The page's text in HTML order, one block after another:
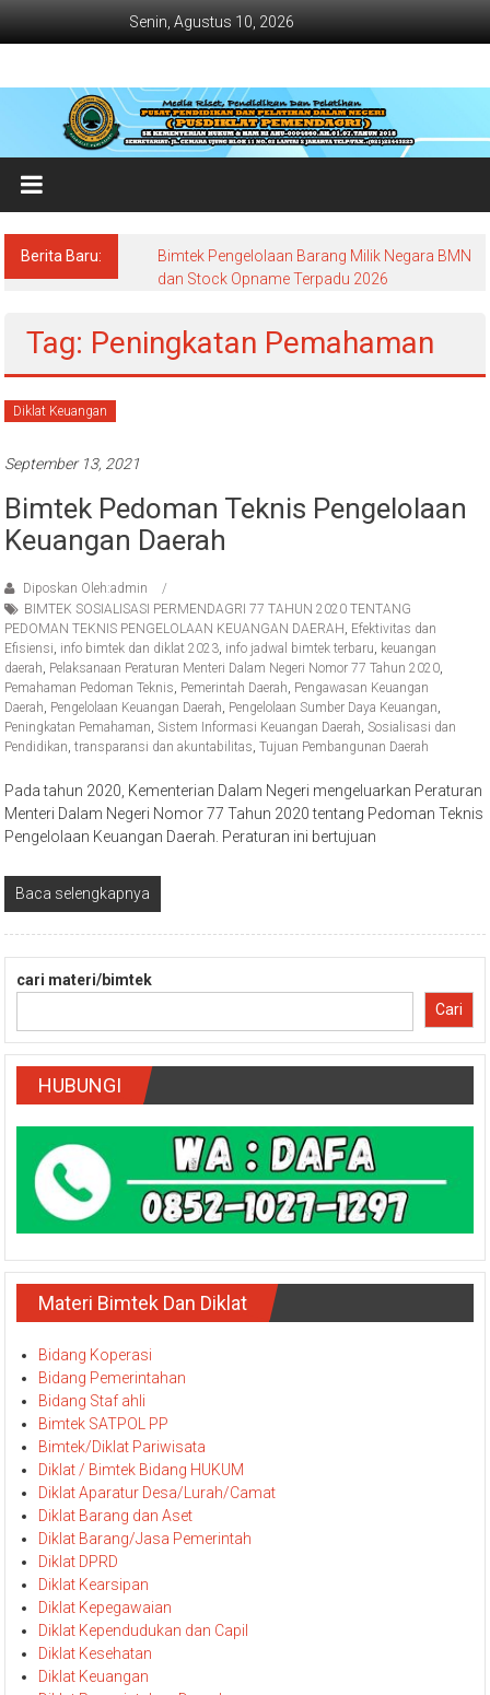
Senin, Agustus 10, 2026
Jadwal
Bimtek
dan
Diklat
Terbaru
Dan
Berita Baru:
Bimtek Pengelolaan Barang Milik Negara BMN
dan Stock Opname Terpadu 2026
Tag: Peningkatan Pemahaman
Diklat Keuangan
September 13, 2021
Bimtek Pedoman Teknis Pengelolaan
Keuangan Daerah
Diposkan Oleh:admin
BIMTEK SOSIALISASI PERMENDAGRI 77 TAHUN 2020 TENTANG
PEDOMAN TEKNIS PENGELOLAAN KEUANGAN DAERAH, Efektivitas dan
Efisiensi, info bimtek dan diklat 2023, info jadwal bimtek terbaru, keuangan
daerah, Pelaksanaan Peraturan Menteri Dalam Negeri Nomor 77 Tahun 2020,
Pemahaman Pedoman Teknis, Pemerintah Daerah, Pengawasan Keuangan
Daerah, Pengelolaan Keuangan Daerah, Pengelolaan Sumber Daya Keuangan,
Peningkatan Pemahaman,Sistem Informasi Keuangan Daerah,Sosialisasi dan
Pendidikan,transparansi dan akuntabilitas,Tujuan Pembangunan Daerah
Pada tahun 2020, Kementerian Dalam Negeri mengeluarkan Peraturan
Menteri Dalam Negeri Nomor 77 Tahun 2020 tentang Pedoman Teknis
Pengelolaan Keuangan Daerah. Peraturan ini bertujuan
Baca selengkapnya
cari materi/bimtek
Cari
HUBUNGI
Materi Bimtek Dan Diklat
Bidang Koperasi
Bidang Pemerintahan
Bidang Staf ahli
Bimtek SATPOL PP
Bimtek/Diklat Pariwisata
Diklat / Bimtek Bidang HUKUM
Diklat Aparatur Desa/Lurah/Camat
Diklat Barang dan Aset
Diklat Barang/Jasa Pemerintah
Diklat DPRD
Diklat Kearsipan
Diklat Kepegawaian
Diklat Kependudukan dan Capil
Diklat Kesehatan
Diklat Keuangan